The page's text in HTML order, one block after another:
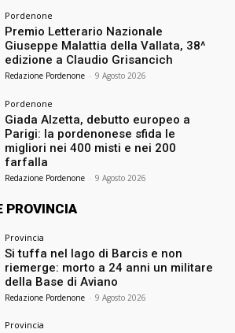
Pordenone
Premio Letterario Nazionale
Giuseppe Malattia della Vallata, 38^
edizione a Claudio Grisancich
Redazione Pordenone - 9 Agosto 2026
Pordenone
Giada Alzetta, debutto europeo a
Parigi: la pordenonese sfida le
migliori nei 400 misti e nei 200
farfalla
Redazione Pordenone - 9 Agosto 2026
PROVINCIA
Provincia
Si tuffa nel lago di Barcis e non
riemerge: morto a 24 anni un militare
della Base di Aviano
Redazione Pordenone - 9 Agosto 2026
Provincia